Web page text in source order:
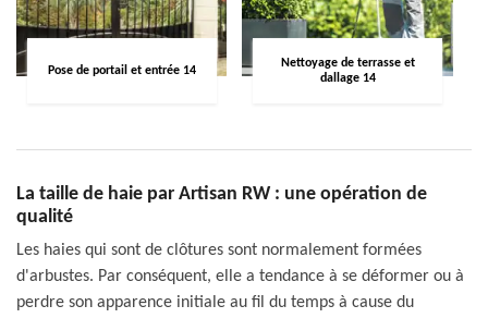
Pose de portail et entrée 14
Nettoyage de terrasse et
dallage 14
La taille de haie par Artisan RW : une opération de
qualité
Les haies qui sont de clôtures sont normalement formées
d'arbustes. Par conséquent, elle a tendance à se déformer ou à
perdre son apparence initiale au fil du temps à cause du